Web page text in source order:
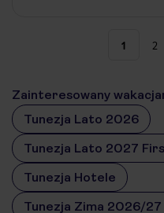
1 2
Zainteresowany
Tunezja Lato 2026
Tunezja Lato 2027
Tunezja Hotele
Tunezja Zima 2026/